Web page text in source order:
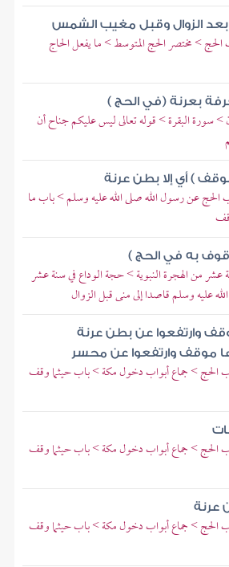
الزوال وقبل مغيب الشمس
الحج > مختصر الحج المتوسط > ما يفعل الحاج
بعرنة (في الحج )
> سورة البقرة > قوله تعالى ليس عليكم جناح أن
) أي إلا بطن عرنة
عن رسول الله صلى الله عليه وسلم > باب ما
به في الحج )
عشر من الهجرة النبوية > حجة الوداع في سنة عشر
عليه وسلم قاصدا إلى منى قبل الزوال
وارتفعوا عن بطن عرنة
موقف وارتفعوا عن محسر
الحج > جماع أبواب دخول مكة > باب حيثما وقف
الحج > جماع أبواب دخول مكة > باب حيثما وقف
عرنة
الحج > جماع أبواب دخول مكة > باب حيثما وقف